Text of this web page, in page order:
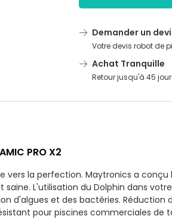
Demander un
Votre devis robot de
Achat Tranquille
Retour jusqu'à 45
PRO X2
vers la perfection. Maytronics a
L'utilisation du Dolphin dans
d'algues et des bactéries. Réduction
pour piscines commerciales de